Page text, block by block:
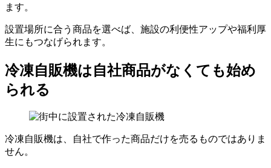
ます。
設置場所に合う商品を選べば、施設の利便性アップや福利厚
生にもつなげられます。
冷凍自販機は自社商品がなくても始め
られる
冷凍自販機は、自社で作った商品だけを売るものではありま
せん。